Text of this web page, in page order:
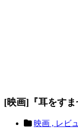
[映画]『耳をすま
映画 , レビ